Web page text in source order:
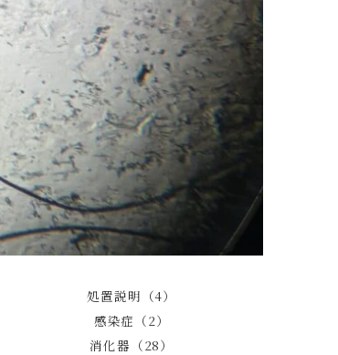
処置説明（4）
感染症（2）
消化器（28）